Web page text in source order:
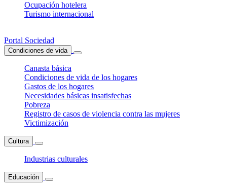
Ocupación hotelera
Turismo internacional
Portal Sociedad
Condiciones de vida
Canasta básica
Condiciones de vida de los hogares
Gastos de los hogares
Necesidades básicas insatisfechas
Pobreza
Registro de casos de violencia contra las mujeres
Victimización
Cultura
Industrias culturales
Educación